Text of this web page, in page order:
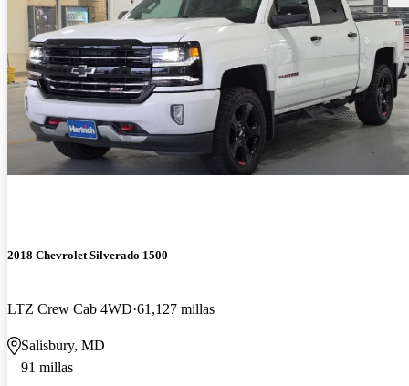
2018 Chevrolet Silverado 1500
LTZ Crew Cab 4WD 61,127 millas
Salisbury, MD
91 millas